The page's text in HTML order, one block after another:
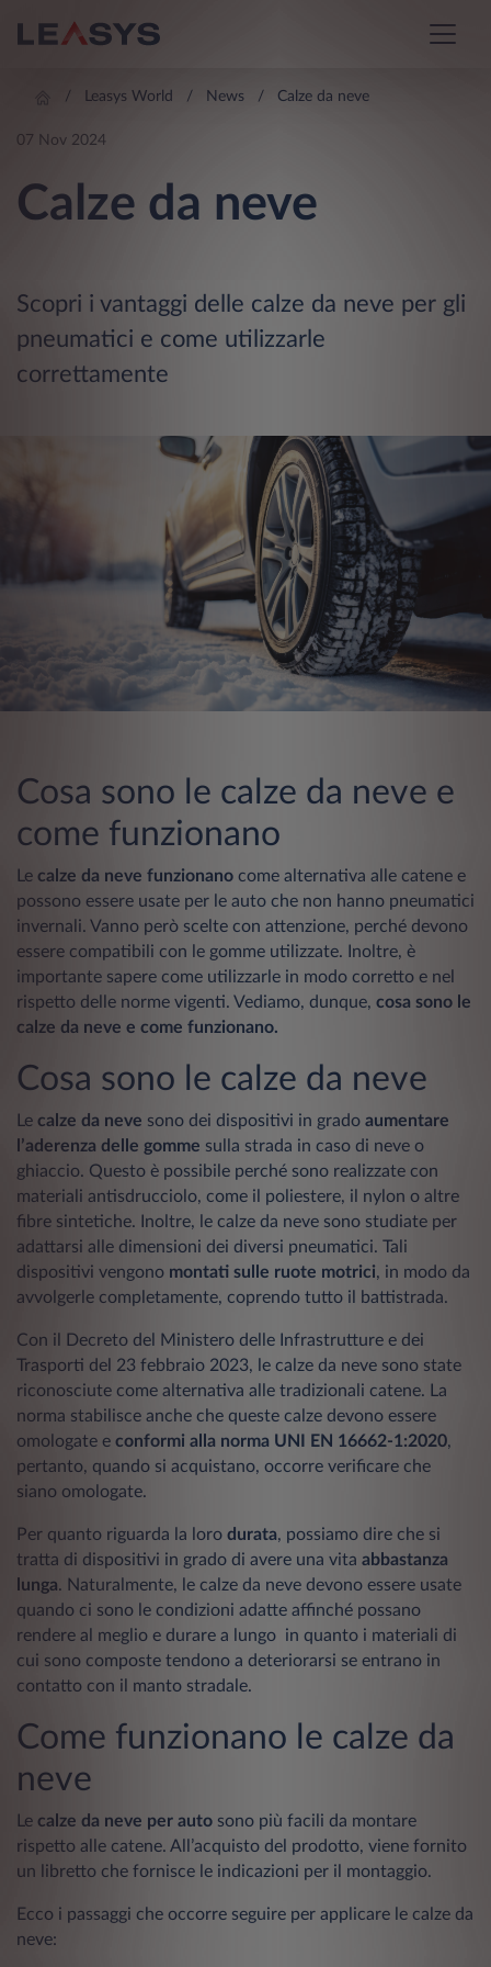
Leasys World News Calze da neve
07 Nov 2024
Calze da neve
Scopri i vantaggi delle calze da neve per gli
pneumatici e come utilizzarle
correttamente
Cosa sono le calze da neve e
come funzionano
Le calze da neve funzionano come alternativa alle catene e
possono essere usate per le auto che non hanno pneumatici
invernali. Vanno però scelte con attenzione, perché devono
essere compatibili con le gomme utilizzate. Inoltre, è
importante sapere come utilizzarle in modo corretto e nel
rispetto delle norme vigenti. Vediamo, dunque, cosa sono le
calze da neve e come funzionano.
Cosa sono le calze da neve
Le calze da neve sono dei dispositivi in grado aumentare
l’aderenza delle gomme sulla strada in caso di neve o
ghiaccio. Questo è possibile perché sono realizzate con
materiali antisdrucciolo, come il poliestere, il nylon o altre
fibre sintetiche. Inoltre, le calze da neve sono studiate per
adattarsi alle dimensioni dei diversi pneumatici. Tali
dispositivi vengono montati sulle ruote motrici, in modo da
avvolgerle completamente, coprendo tutto il battistrada.
Con il Decreto del Ministero delle Infrastrutture e dei
Trasporti del 23 febbraio 2023, le calze da neve sono state
riconosciute come alternativa alle tradizionali catene. La
norma stabilisce anche che queste calze devono essere
omologate e conformi alla norma UNI EN 16662-1:2020,
pertanto, quando si acquistano, occorre verificare che
siano omologate.
Per quanto riguarda la loro durata, possiamo dire che si
tratta di dispositivi in grado di avere una vita abbastanza
lunga. Naturalmente, le calze da neve devono essere usate
quando ci sono le condizioni adatte affinché possano
rendere al meglio e durare a lungo in quanto i materiali di
cui sono composte tendono a deteriorarsi se entrano in
contatto con il manto stradale.
Come funzionano le calze da
neve
Le calze da neve per auto sono più facili da montare
rispetto alle catene. All’acquisto del prodotto, viene fornito
un libretto che fornisce le indicazioni per il montaggio.
Ecco i passaggi che occorre seguire per applicare le calze da
neve: